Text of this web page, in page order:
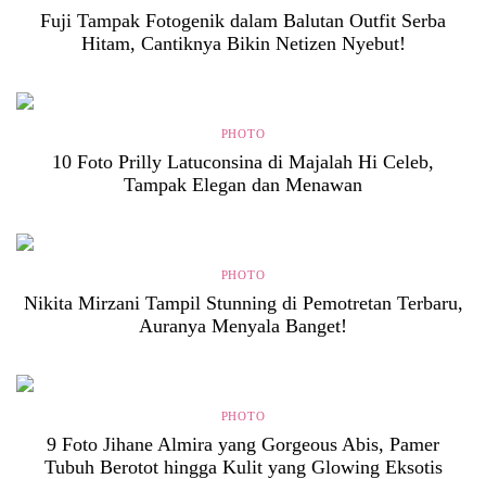
Fuji Tampak Fotogenik dalam Balutan Outfit Serba
Hitam, Cantiknya Bikin Netizen Nyebut!
PHOTO
10 Foto Prilly Latuconsina di Majalah Hi Celeb,
Tampak Elegan dan Menawan
PHOTO
Nikita Mirzani Tampil Stunning di Pemotretan Terbaru,
Auranya Menyala Banget!
PHOTO
9 Foto Jihane Almira yang Gorgeous Abis, Pamer
Tubuh Berotot hingga Kulit yang Glowing Eksotis